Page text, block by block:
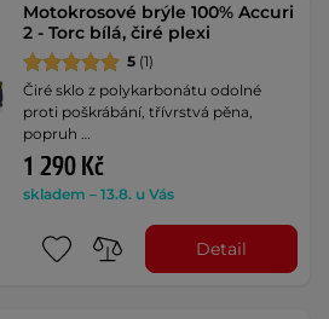
Motokrosové brýle 100% Accuri
2 - Torc bílá, čiré plexi
5 (1)
Čiré sklo z polykarbonátu odolné
proti poškrábání, třívrstvá pěna,
popruh …
1 290 Kč
skladem – 13.8. u Vás
Detail